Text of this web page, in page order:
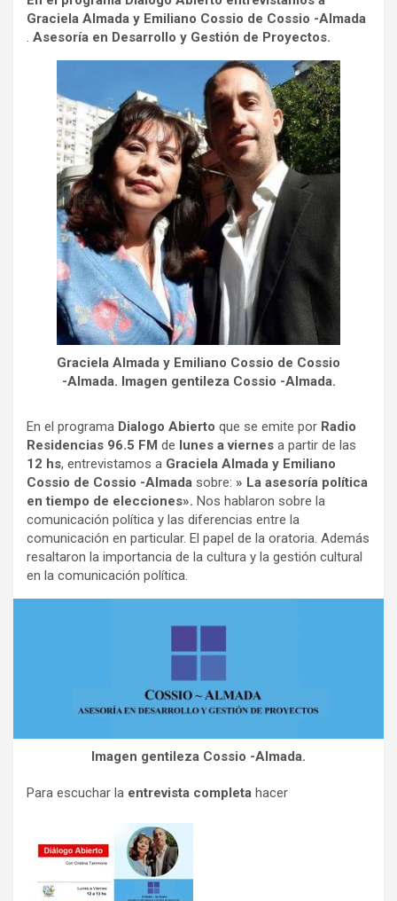
Graciela Almada y Emiliano Cossio de Cossio -Almada
. Asesoría en Desarrollo y Gestión de Proyectos.
Graciela Almada y Emiliano Cossio de Cossio
-Almada. Imagen gentileza Cossio -Almada.
En el programa Dialogo Abierto que se emite por Radio
Residencias 96.5 FM de lunes a viernes a partir de las
12 hs, entrevistamos a Graciela Almada y Emiliano
Cossio de Cossio -Almada sobre: » La asesoría política
en tiempo de elecciones». Nos hablaron sobre la
comunicación política y las diferencias entre la
comunicación en particular. El papel de la oratoria. Además
resaltaron la importancia de la cultura y la gestión cultural
en la comunicación política.
Imagen gentileza Cossio -Almada.
Para escuchar la entrevista completa hacer